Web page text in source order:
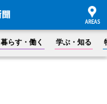
暮らす・働く 学ぶ・知る